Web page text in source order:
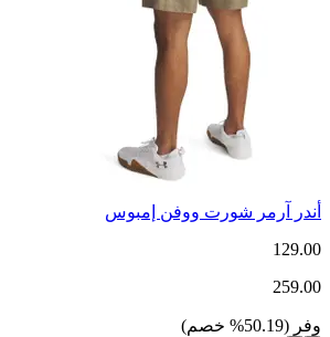
أندر آرمر شورت ووفن إمبوس
129.00
259.00
وفر (
50.19
% خصم)